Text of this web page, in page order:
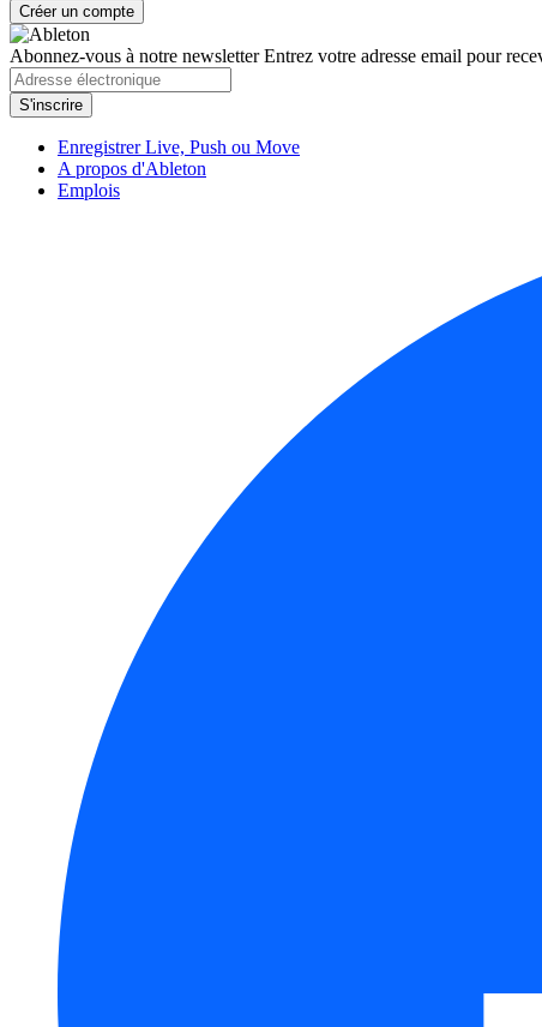
Abonnez-vous à notre newsletterEntrez votre adresse email pour
Enregistrer Live, Push ou Move
A propos d'Ableton
Emplois